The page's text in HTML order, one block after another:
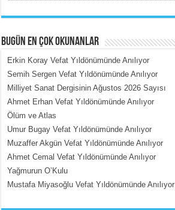
MEHMET ÇOBAN
İçerdeki Put Dışardaki Maskeler...
BUGÜN EN ÇOK OKUNANLAR
Erkin Koray Vefat Yıldönümünde Anılıyor
Semih Sergen Vefat Yıldönümünde Anılıyor
Milliyet Sanat Dergisinin Ağustos 2026 Sayısı
Ahmet Erhan Vefat Yıldönümünde Anılıyor
Ölüm ve Atlas
Umur Bugay Vefat Yıldönümünde Anılıyor
Muzaffer Akgün Vefat Yıldönümünde Anılıyor
Ahmet Cemal Vefat Yıldönümünde Anılıyor
Yağmurun O’Kulu
Mustafa Miyasoğlu Vefat Yıldönümünde Anılıyor